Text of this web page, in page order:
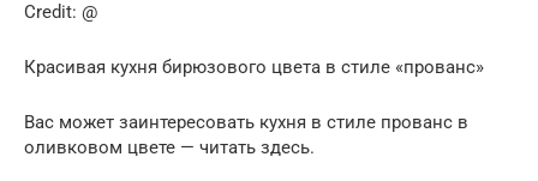
Credit: @
Красивая кухня бирюзового цвета в стиле «прованс»
Вас может заинтересовать кухня в стиле прованс в
оливковом цвете — читать здесь.